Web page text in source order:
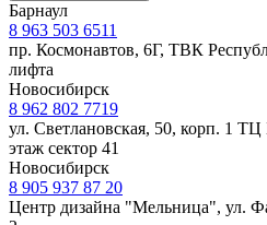
Барнаул
8 963 503 6511
пр. Космонавтов, 6Г, ТВК
лифта
Новосибирск
8 962 802 7719
ул. Светлановская, 50, корп. 1
этаж сектор 41
Новосибирск
8 905 937 87 20
Центр дизайна "Мельница", ул.